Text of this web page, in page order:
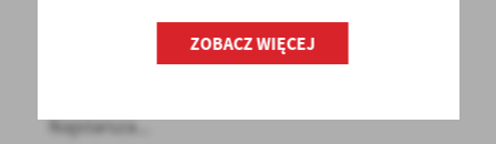
100 LAT! ŚWIADCZENIE HONOROWE Z ZUS
Najstarsza...
ZOBACZ WIĘCEJ